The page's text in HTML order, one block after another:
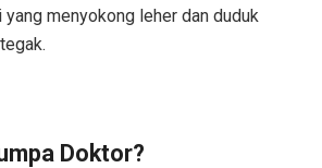
yang menyokong leher dan duduk
Doktor?